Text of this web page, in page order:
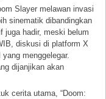
Slayer melawan invasi
sinematik dibandingkan
juga hadir, meski belum
diskusi di platform X
menggelegar.
dijanjikan akan
cerita utama, “Doom: